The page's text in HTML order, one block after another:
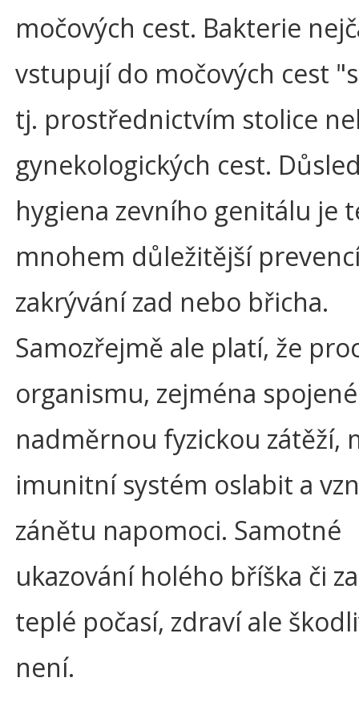
močových cest. Bakterie
vstupují do močových cest
tj. prostřednictvím stolice
gynekologických cest.
hygiena zevního genitálu je
mnohem důležitější
zakrývání zad nebo břicha.
Samozřejmě ale platí, že
organismu, zejména
nadměrnou fyzickou zátěží,
imunitní systém oslabit a
zánětu napomoci. Samotné
ukazování holého bříška či
teplé počasí, zdraví ale
není.